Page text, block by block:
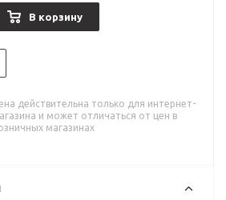
В корзину
действительна только для интернет-
и может отличаться от цен в
магазинах